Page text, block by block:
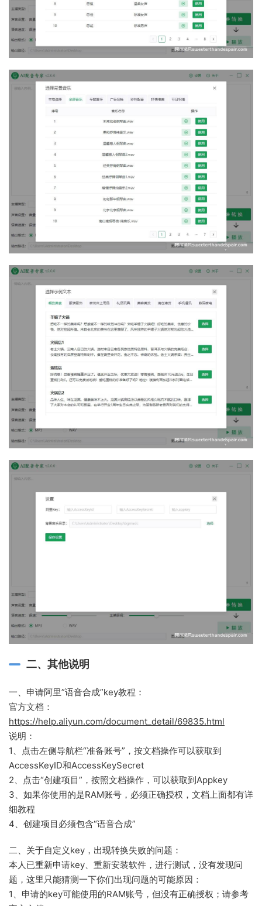
二、其他说明
一、申请阿里”语音合成”key教程：
官方文档：
https://help.aliyun.com/document_detail/69835.html
说明：
1、点击左侧导航栏“准备账号”，按文档操作可以获取到
AccessKeyID和AccessKeySecret
2、点击“创建项目”，按照文档操作，可以获取到Appkey
3、如果你使用的是RAM账号，必须正确授权，文档上面都有详
细教程
4、创建项目必须包含“语音合成”
二、关于自定义key，出现转换失败的问题：
本人已重新申请key、重新安装软件，进行测试，没有发现问
题，这里只能猜测一下你们出现问题的可能原因：
1、申请的key可能使用的RAM账号，但没有正确授权；请参考